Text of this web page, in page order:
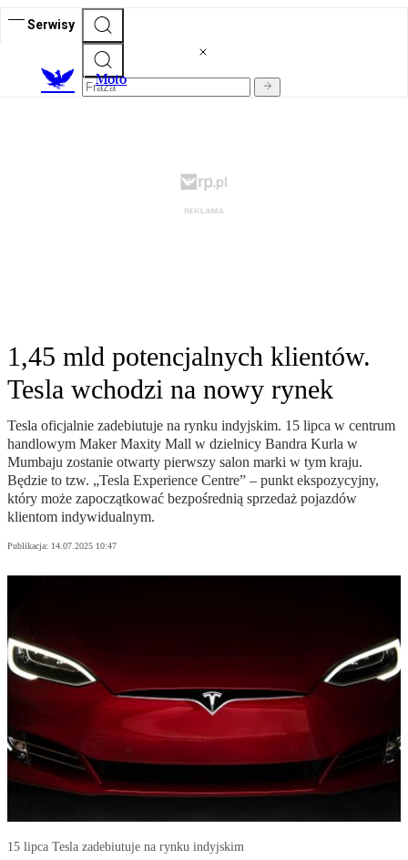
Serwisy
Moto
1,45 mld potencjalnych klientów.
Tesla wchodzi na nowy rynek
Tesla oficjalnie zadebiutuje na rynku indyjskim. 15 lipca w centrum
handlowym Maker Maxity Mall w dzielnicy Bandra Kurla w
Mumbaju zostanie otwarty pierwszy salon marki w tym kraju.
Będzie to tzw. „Tesla Experience Centre” – punkt ekspozycyjny,
który może zapoczątkować bezpośrednią sprzedaż pojazdów
klientom indywidualnym.
Publikacja: 14.07.2025 10:47
15 lipca Tesla zadebiutuje na rynku indyjskim